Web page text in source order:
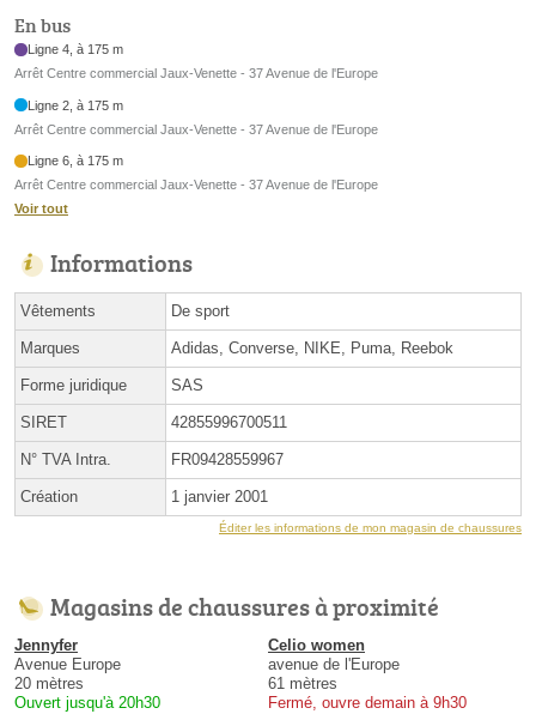
En bus
Ligne 4, à 175 m
Arrêt Centre commercial Jaux-Venette - 37 Avenue de l'Europe
Ligne 2, à 175 m
Arrêt Centre commercial Jaux-Venette - 37 Avenue de l'Europe
Ligne 6, à 175 m
Arrêt Centre commercial Jaux-Venette - 37 Avenue de l'Europe
Voir tout
Informations
Vêtements De sport
Marques Adidas, Converse, NIKE, Puma, Reebok
Forme juridique SAS
SIRET 42855996700511
N° TVA Intra. FR09428559967
Création 1 janvier 2001
Éditer les informations de mon magasin de chaussures
Magasins de chaussures à proximité
Jennyfer
Avenue Europe
20 mètres
Ouvert jusqu'à 20h30
Celio women
avenue de l'Europe
61 mètres
Fermé, ouvre demain à 9h30